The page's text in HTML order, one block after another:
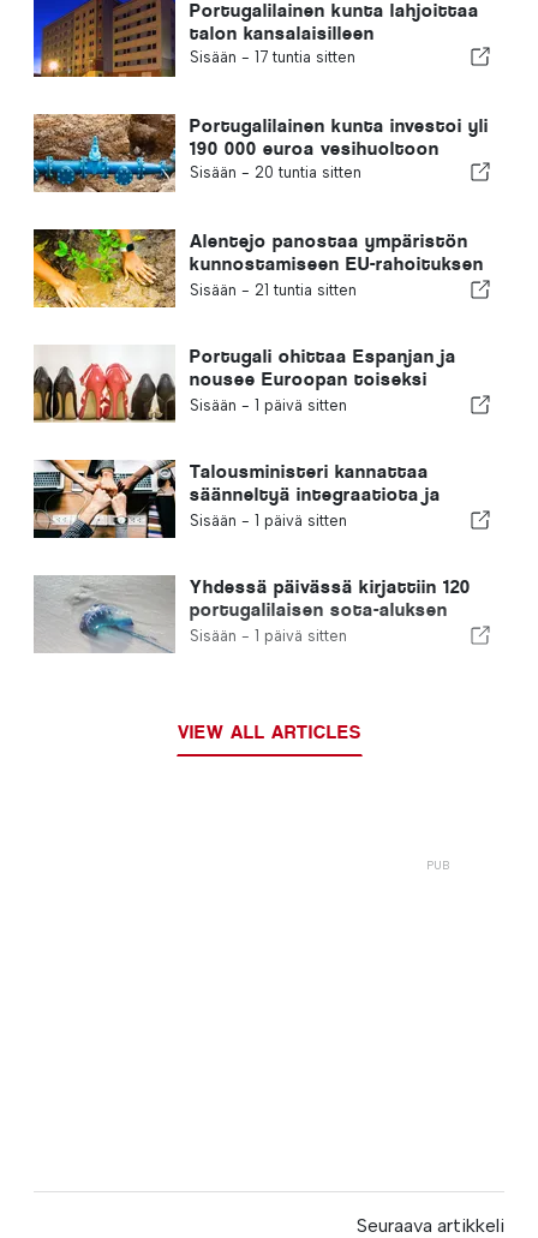
Portugalilainen kunta lahjoittaa
talon kansalaisilleen
Sisään - 17 tuntia sitten
Portugalilainen kunta investoi yli
190 000 euroa vesihuoltoon
Sisään - 20 tuntia sitten
Alentejo panostaa ympäristön
kunnostamiseen EU-rahoituksen
avulla
Sisään - 21 tuntia sitten
Portugali ohittaa Espanjan ja
nousee Euroopan toiseksi
suurimmaksi jalkineiden
Sisään - 1 päivä sitten
Talousministeri kannattaa
säänneltyä integraatiota ja
takaa maahanmuuttajille
Sisään - 1 päivä sitten
Yhdessä päivässä kirjattiin 120
portugalilaisen sota-aluksen
pistoa
Sisään - 1 päivä sitten
VIEW ALL ARTICLES
Seuraava artikkeli